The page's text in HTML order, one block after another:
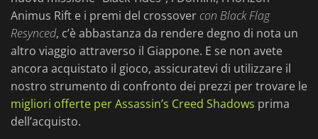
Animus Rift e i premi del crossover con Black Flag
Resynced, c’è abbastanza da rendere degno di nota un
altro viaggio attraverso il Giappone. E se non avete
ancora acquistato il gioco, assicuratevi di utilizzare il
nostro strumento di confronto dei prezzi per trovare le
migliori offerte per Assassin’s Creed Shadows prima
dell’acquisto.